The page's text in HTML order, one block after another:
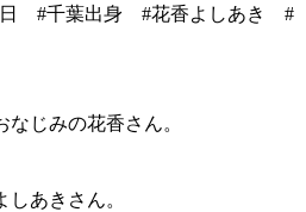
5日 #千葉出身 #花香よしあき #
じみの花香さん。
あきさん。